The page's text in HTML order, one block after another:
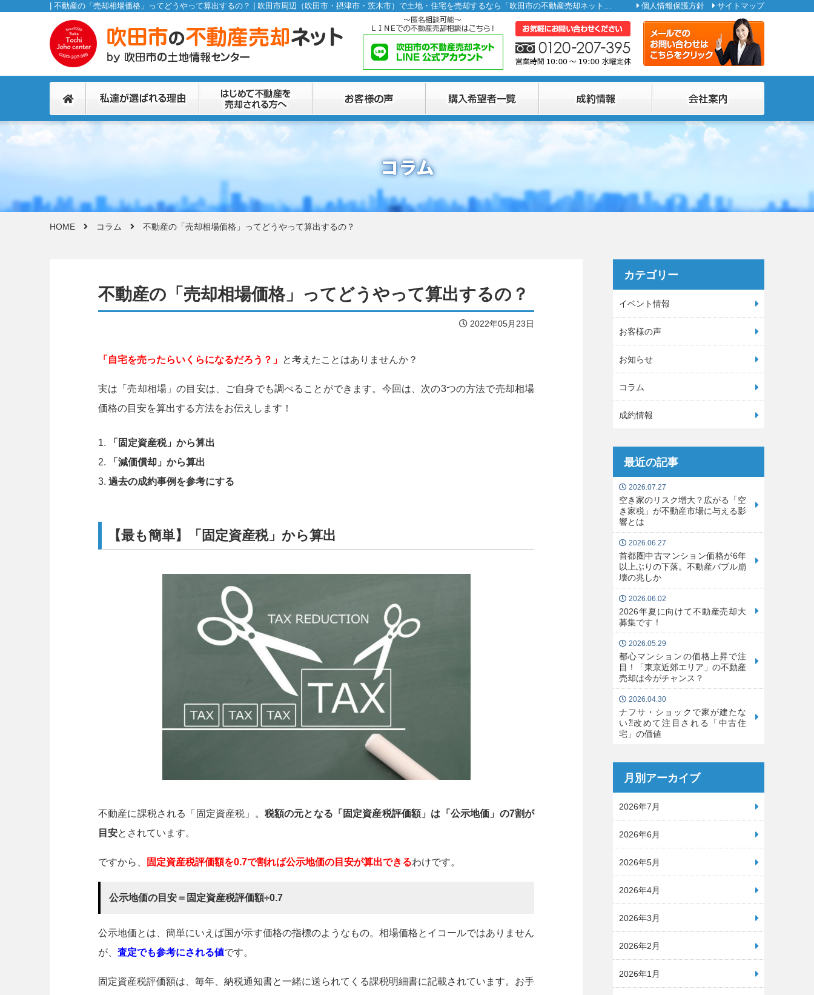
| 不動産の「売却相場価格」ってどうやって算出するの？ | 吹田市周辺（吹田市・摂津市・茨木市）で土地・住宅を売却するなら「吹田市の不動産売却ネット」へ 個人情報保護方針 サイトマップ
コラム
HOME コラム 不動産の「売却相場価格」ってどうやって算出するの？
不動産の「売却相場価格」ってどうやって算出するの？
2022年05月23日
「自宅を売ったらいくらになるだろう？」 と考えたことはありませんか？
実は「売却相場」の目安は、ご自身でも調べることができます。今回は、次の3つの方法で売却相場
価格の目安を算出する方法をお伝えします！
「固定資産税」から算出
「減価償却」から算出
過去の成約事例を参考にする
【最も簡単】「固定資産税」から算出
不動産に課税される「固定資産税」。 税額の元となる「固定資産税評価額」は「公示地価」の7割が
目安とされています。
ですから、 固定資産税評価額を0.7で割れば公示地価の目安が算出できるわけです。
公示地価の目安＝固定資産税評価額÷0.7
公示地価とは、簡単にいえば国が示す価格の指標のようなもの。相場価格とイコールではありません
が、 査定でも参考にされる値です。
固定資産税評価額は、毎年、納税通知書と一緒に送られてくる課税明細書に記載されています。お手
カテゴリー
イベント情報
お客様の声
お知らせ
コラム
成約情報
最近の記事
2026.07.27
空き家のリスク増大？広がる「空
き家税」が不動産市場に与える影
響とは
2026.06.27
首都圏中古マンション価格が6年
以上ぶりの下落。不動産バブル崩
壊の兆しか
2026.06.02
2026年夏に向けて不動産売却大
募集です！
2026.05.29
都心マンションの価格上昇で注
目！「東京近郊エリア」の不動産
売却は今がチャンス？
2026.04.30
ナフサ・ショックで家が建たな
い⁈改めて注目される「中古住
宅」の価値
月別アーカイブ
2026年7月
2026年6月
2026年5月
2026年4月
2026年3月
2026年2月
2026年1月